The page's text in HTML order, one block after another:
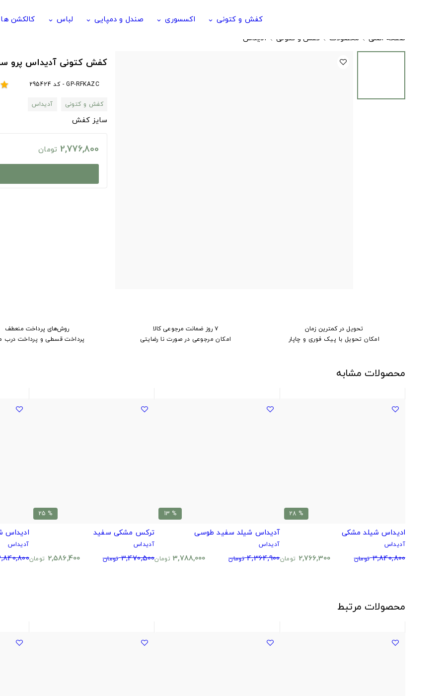
کفش و کتونی keyboard_arrow_down اکسسوری keyboard_arrow_down صندل و دمپایی keyboard_arrow_down لباس keyboard_arrow_down کالکشن ها
صفحه اصلی محصولات کفش و کتونی آدیداس
کفش کتونی آدیداس پرو
GP-RFKAZC - کد 295424 star
کفش و کتونی
آدیداس
سایز کفش
2,776,800 تومان
تحویل در کمترین زمان
امکان تحویل با پیک فوری و چاپار
۷ روز ضمانت مرجوعی کالا
امکان مرجوعی در صورت نا رضایتی
روش‌های پرداخت منعطف
پرداخت قسطی و پرداخت درب
محصولات مشابه
% 28
ادیداس شیلد مشکی
آدیداس
3,840,800 تومان 2,766,300 تومان
% 13
آدیداس شیلد سفید طوسی
آدیداس
4,364,900 تومان 3,788,000 تومان
% 25
ترکس مشکی سفید
آدیداس
3,470,500 تومان 2,586,400 تومان
ادیداس
آدیداس
محصولات مرتبط